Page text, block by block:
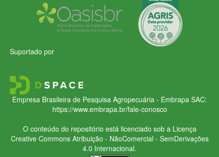
Suportado por
Empresa Brasileira de Pesquisa Agropecuária - Embrapa SAC:
https://www.embrapa.br/fale-conosco
O conteúdo do repositório está licenciado sob a Licença
Creative CommonsAtribuição - NãoComercial - SemDerivações
4.0 Internacional.